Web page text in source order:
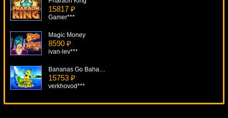
15817 ₽
Gamer***
Magic Money
8590 ₽
ivan-lev***
Bananas Go Bahamas
15753 ₽
verkhovod***
Cherry Blossoms